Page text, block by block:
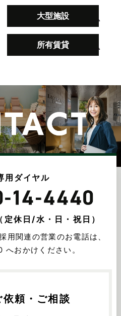
大型施設
所有賃貸
用ダイヤル
（定休日/水・日・祝日）
用関連の営業のお電話は、
へおかけください。
頼・ご相談